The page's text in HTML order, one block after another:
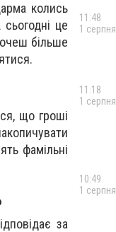
колись
це
більше
що гроші
фамільні
за
11:48
1 серпня
11:18
1 серпня
10:49
1 серпня